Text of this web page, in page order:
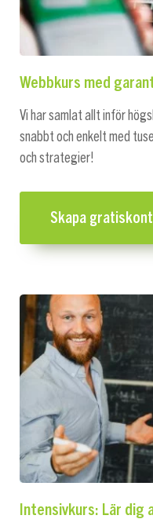
Webbkurs med
Vi har samlat allt inför
snabbt och enkelt med
och strategier!
Skapa
Intensivkurs: Lär dig